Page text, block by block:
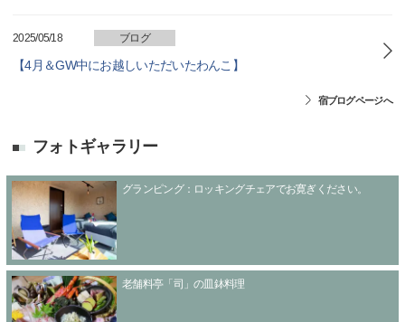
2025/05/18 ブログ
【4月＆GW中にお越しいただいたわんこ】
宿ブログページへ
フォトギャラリー
グランピング：ロッキングチェアでお寛ぎください。
老舗料亭「司」の皿鉢料理